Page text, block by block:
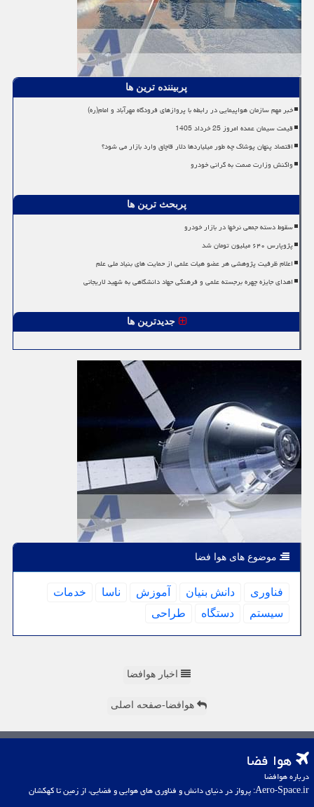
پربیننده ترین ها
خبر مهم سازمان هواپیمایی در رابطه با پروازهای فرودگاه مهرآباد و امام(ره)
قیمت سیمان عمده امروز 25 خرداد 1405
اقتصاد پنهان پوشاک چه طور میلیاردها دلار قاچاق وارد بازار می شود؟
واکنش وزارت صمت به گرانی خودرو
پربحث ترین ها
سقوط دسته جمعی نرخها در بازار خودرو
پژوپارس ۶۴۰ میلیون تومان شد
اعلام ظرفیت پژوهشی هر عضو هیات علمی از حمایت های بنیاد ملی علم
اهدای جایزه چهره برجسته علمی و فرهنگی جهاد دانشگاهی به شهید لاریجانی
جدیدترین ها
موضوع های هوا فضا
فناوری دانش بنیان آموزش ناسا
خدمات
سیستم
دستگاه طراحی
اخبار هوافضا
هوافضا-صفحه اصلی
هوا فضا
درباره هوافضا
Aero-Space.ir: پرواز در دنیای دانش و فناوری های هوایی و فضایی، از زمین تا کهکشان